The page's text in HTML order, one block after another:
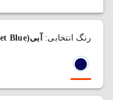
رنگ انتخابی: آبی(Quiet Blue)